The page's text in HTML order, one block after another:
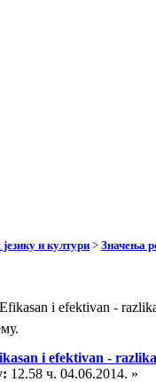
и култури > Значења
i efektivan -
i efektivan -
12.58 ч. 04.06.2014. »